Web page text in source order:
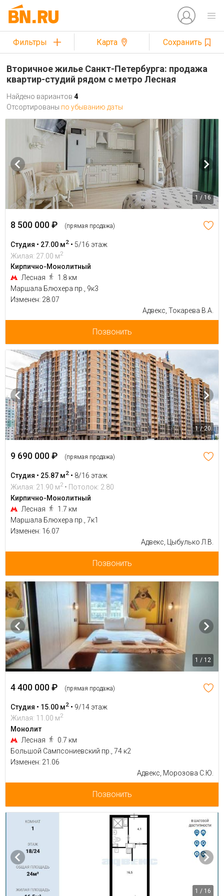
Фильтры Карта Сохранить
Вторичное жилье Санкт-Петербурга: продажа
квартир-студий рядом с метро Лесная
Найдено вариантов 4
Отсортированы по убыванию даты
1 / 16
8 500 000 ₽ (прямая продажа)
Студия • 27.00 м2 • 5/16 этаж
Жилая: 27.00 м2
Кирпично-Монолитный
Лесная
1.8 км
Маршала Блюхера пр., 9к3
Изменен: 28.07
Адвекс, Токарева В.А.
Позвонить
1 / 20
9 690 000 ₽ (прямая продажа)
Студия • 25.87 м2 • 8/16 этаж
Жилая: 21.90 м2 • Потолок: 2.80
Кирпично-Монолитный
Лесная
1.7 км
Маршала Блюхера пр., 7к1
Изменен: 16.07
Адвекс, Цыбулько Л.В.
Позвонить
1 / 12
4 400 000 ₽ (прямая продажа)
Студия • 15.00 м2 • 9/14 этаж
Жилая: 11.00 м2
Монолит
Лесная
0.7 км
Большой Сампсониевский пр., 74 к2
Изменен: 21.06
Адвекс, Морозова С.Ю.
Позвонить
1 / 16